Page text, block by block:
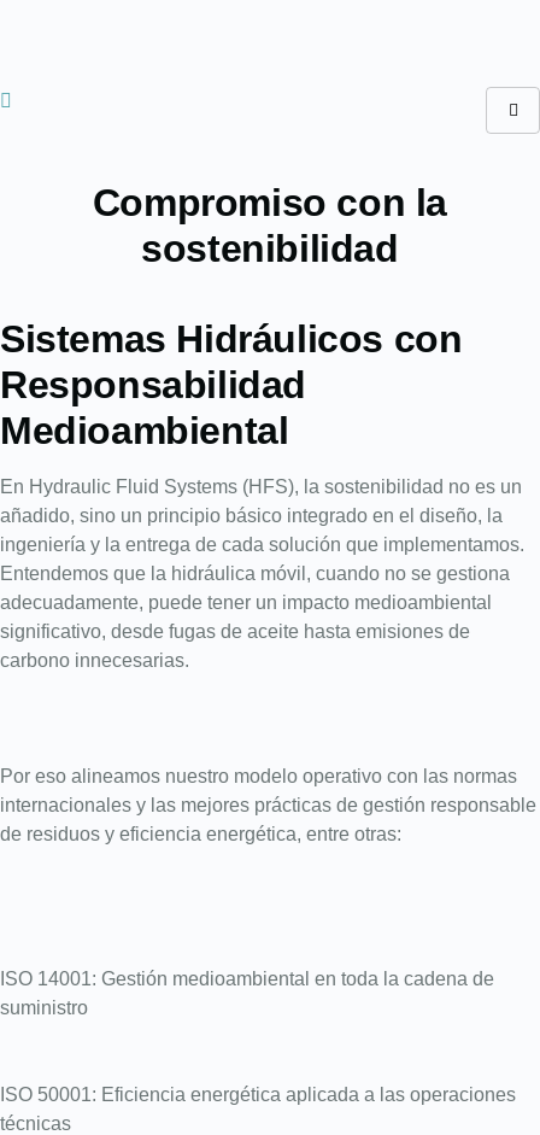
Compromiso con la
sostenibilidad
Sistemas Hidráulicos con
Responsabilidad
Medioambiental
En Hydraulic Fluid Systems (HFS), la sostenibilidad no es un
añadido, sino un principio básico integrado en el diseño, la
ingeniería y la entrega de cada solución que implementamos.
Entendemos que la hidráulica móvil, cuando no se gestiona
adecuadamente, puede tener un impacto medioambiental
significativo, desde fugas de aceite hasta emisiones de
carbono innecesarias.
Por eso alineamos nuestro modelo operativo con las normas
internacionales y las mejores prácticas de gestión responsable
de residuos y eficiencia energética, entre otras:
ISO 14001: Gestión medioambiental en toda la cadena de
suministro
ISO 50001: Eficiencia energética aplicada a las operaciones
técnicas